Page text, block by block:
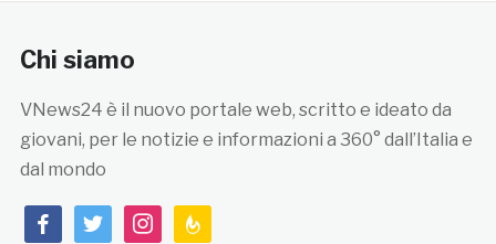
Chi siamo
VNews24 è il nuovo portale web, scritto e ideato da
giovani, per le notizie e informazioni a 360° dall’Italia e
dal mondo
facebooktwitterinstagramfeedburner